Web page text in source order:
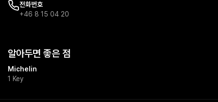
전화번호
+46 8 15 04 20
알아두면 좋은 점
Michelin
1 Key